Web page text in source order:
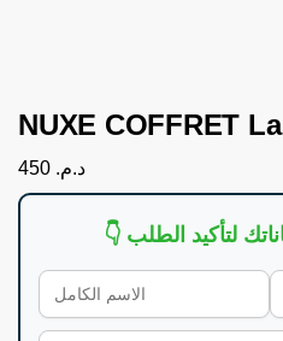
NUXE COFFRET
د.م.